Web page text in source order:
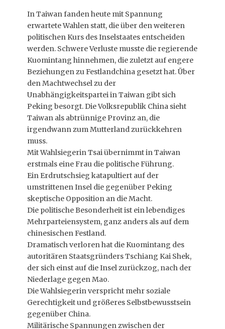
In Taiwan fanden heute mit Spannung
erwartete Wahlen statt, die über den weiteren
politischen Kurs des Inselstaates entscheiden
werden. Schwere Verluste musste die regierende
Kuomintang hinnehmen, die zuletzt auf engere
Beziehungen zu Festlandchina gesetzt hat. Über
den Machtwechsel zu der
Unabhängigkeitspartei in Taiwan gibt sich
Peking besorgt. Die Volksrepublik China sieht
Taiwan als abtrünnige Provinz an, die
irgendwann zum Mutterland zurückkehren
muss.
Mit Wahlsiegerin Tsai übernimmt in Taiwan
erstmals eine Frau die politische Führung.
Ein Erdrutschsieg katapultiert auf der
umstrittenen Insel die gegenüber Peking
skeptische Opposition an die Macht.
Die politische Besonderheit ist ein lebendiges
Mehrparteiensystem, ganz anders als auf dem
chinesischen Festland.
Dramatisch verloren hat die Kuomintang des
autoritären Staatsgründers Tschiang Kai Shek,
der sich einst auf die Insel zurückzog, nach der
Niederlage gegen Mao.
Die Wahlsiegerin verspricht mehr soziale
Gerechtigkeit und größeres Selbstbewusstsein
gegenüber China.
Militärische Spannungen zwischen der